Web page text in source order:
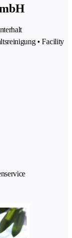
• Facility